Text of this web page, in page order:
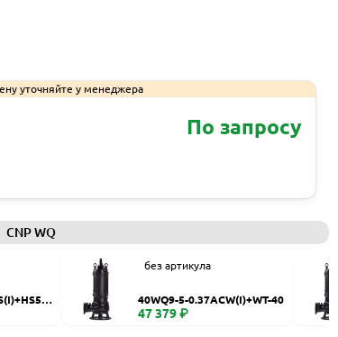
уточняйте у менеджера
По запросу
CNP WQ
без артикула
40WQ9-5-0.37ACW(I)+WT-40
47 379 ₽